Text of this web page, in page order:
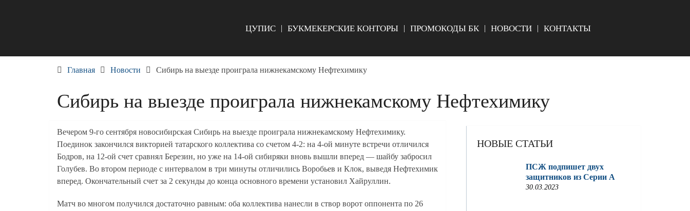
ЦУПИС БУКМЕКЕРСКИЕ КОНТОРЫ ПРОМОКОДЫ БК НОВОСТИ КОНТАКТЫ
Главная Новости Сибирь на выезде проиграла нижнекамскому Нефтехимику
Сибирь на выезде проиграла нижнекамскому Нефтехимику
Вечером 9-го сентября новосибирская Сибирь на выезде проиграла нижнекамскому Нефтехимику.
Поединок закончился викторией татарского коллектива со счетом 4-2: на 4-ой минуте встречи отличился
Бодров, на 12-ой счет сравнял Березин, но уже на 14-ой сибиряки вновь вышли вперед — шайбу забросил
Голубев. Во втором периоде с интервалом в три минуты отличились Воробьев и Клок, выведя Нефтехимик
вперед. Окончательный счет за 2 секунды до конца основного времени установил Хайруллин.
Матч во многом получился достаточно равным: оба коллектива нанесли в створ ворот оппонента по 26
НОВЫЕ СТАТЬИ
ПСЖ подпишет двух
защитников из Серии A
30.03.2023